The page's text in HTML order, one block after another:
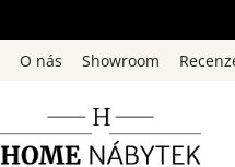
na
obsah
O nás
Showroom